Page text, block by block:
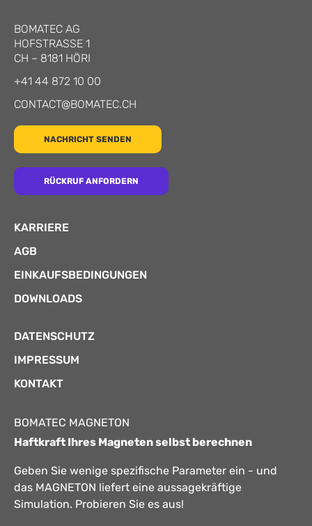
BOMATEC AG
HOFSTRASSE 1
CH – 8181 HÖRI
+41 44 872 10 00
CONTACT@BOMATEC.CH
NACHRICHT SENDEN
RÜCKRUF ANFORDERN
KARRIERE
AGB
EINKAUFSBEDINGUNGEN
DOWNLOADS
DATENSCHUTZ
IMPRESSUM
KONTAKT
BOMATEC MAGNETON
Haftkraft Ihres Magneten selbst berechnen
Geben Sie wenige spezifische Parameter ein - und
das MAGNETON liefert eine aussagekräftige
Simulation. Probieren Sie es aus!